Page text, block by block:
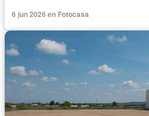
6 jun 2026 en Fotocasa